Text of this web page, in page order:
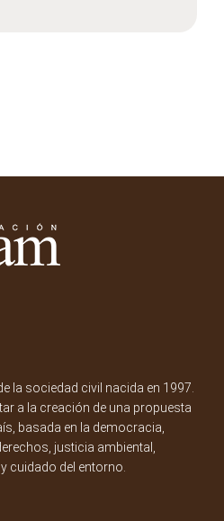
la sociedad civil nacida en 1997.
a la creación de una propuesta
basada en la democracia,
justicia ambiental,
cuidado del entorno.